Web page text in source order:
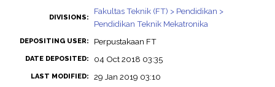
DIVISIONS:
Fakultas Teknik (FT) > Pendidikan >
Pendidikan Teknik Mekatronika
DEPOSITING USER: Perpustakaan FT
DATE DEPOSITED: 04 Oct 2018 03:35
LAST MODIFIED: 29 Jan 2019 03:10